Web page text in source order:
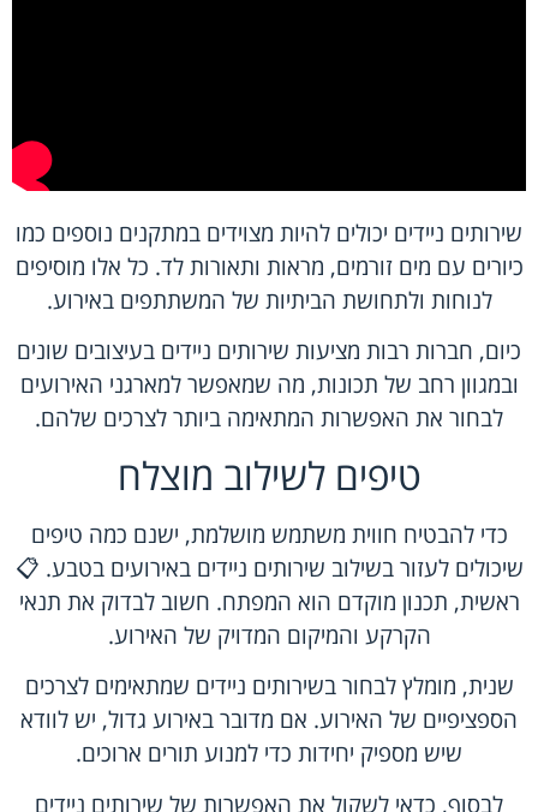
שירותים ניידים יכולים להיות מצוידים במתקנים נוספים כמו
כיורים עם מים זורמים, מראות ותאורות לד. כל אלו מוסיפים
לנוחות ולתחושת הביתיות של המשתתפים באירוע.
כיום, חברות רבות מציעות שירותים ניידים בעיצובים שונים
ובמגוון רחב של תכונות, מה שמאפשר למארגני האירועים
לבחור את האפשרות המתאימה ביותר לצרכים שלהם.
טיפים לשילוב מוצלח
כדי להבטיח חווית משתמש מושלמת, ישנם כמה טיפים
שיכולים לעזור בשילוב שירותים ניידים באירועים בטבע. 📋
ראשית, תכנון מוקדם הוא המפתח. חשוב לבדוק את תנאי
הקרקע והמיקום המדויק של האירוע.
שנית, מומלץ לבחור בשירותים ניידים שמתאימים לצרכים
הספציפיים של האירוע. אם מדובר באירוע גדול, יש לוודא
שיש מספיק יחידות כדי למנוע תורים ארוכים.
לבסוף, כדאי לשקול את האפשרות של שירותים ניידים